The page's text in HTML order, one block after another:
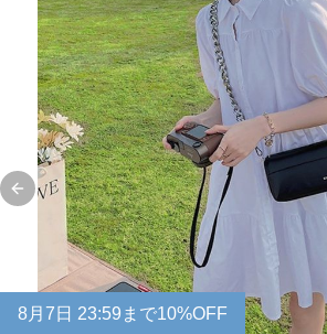
Previous slide
8月 7 日 23:59まで10%OFF